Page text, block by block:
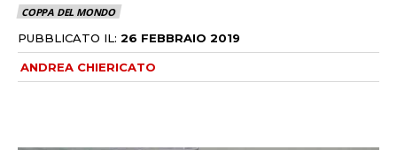
COPPA DEL MONDO
PUBBLICATO IL: 26 FEBBRAIO 2019
ANDREA CHIERICATO